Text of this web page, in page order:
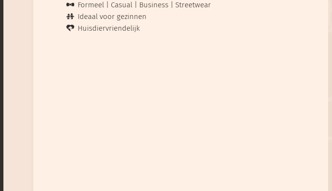
Formeel
Casual Business
Streetwear
Ideaal voor gezinnen
Huisdiervriendelijk